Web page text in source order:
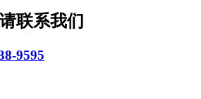
联系我们
9595